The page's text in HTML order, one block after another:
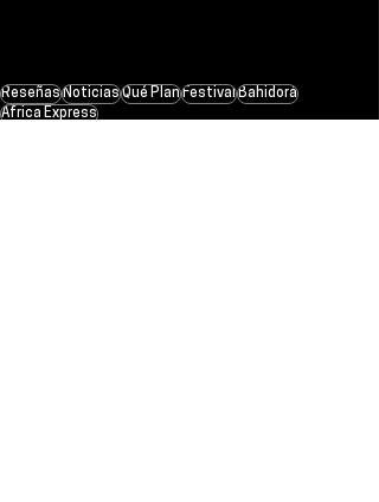
ReseñasNoticiasQué PlanFestivalBahidorá
Africa Express